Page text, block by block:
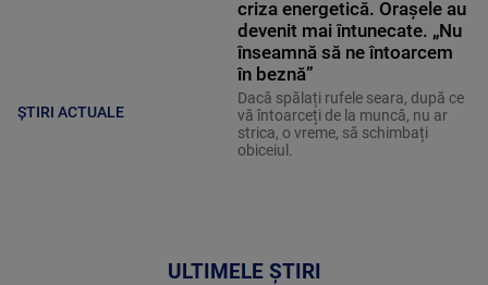
ȘTIRI ACTUALE
criza energetică. Orașele au
devenit mai întunecate. „Nu
înseamnă să ne întoarcem
în beznă”
Dacă spălați rufele seara, după ce
vă întoarceți de la muncă, nu ar
strica, o vreme, să schimbați
obiceiul.
ULTIMELE ȘTIRI